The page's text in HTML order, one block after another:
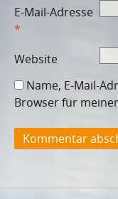
E-Mail-Adresse
*
Website
Name, E-Mail-
Browser für